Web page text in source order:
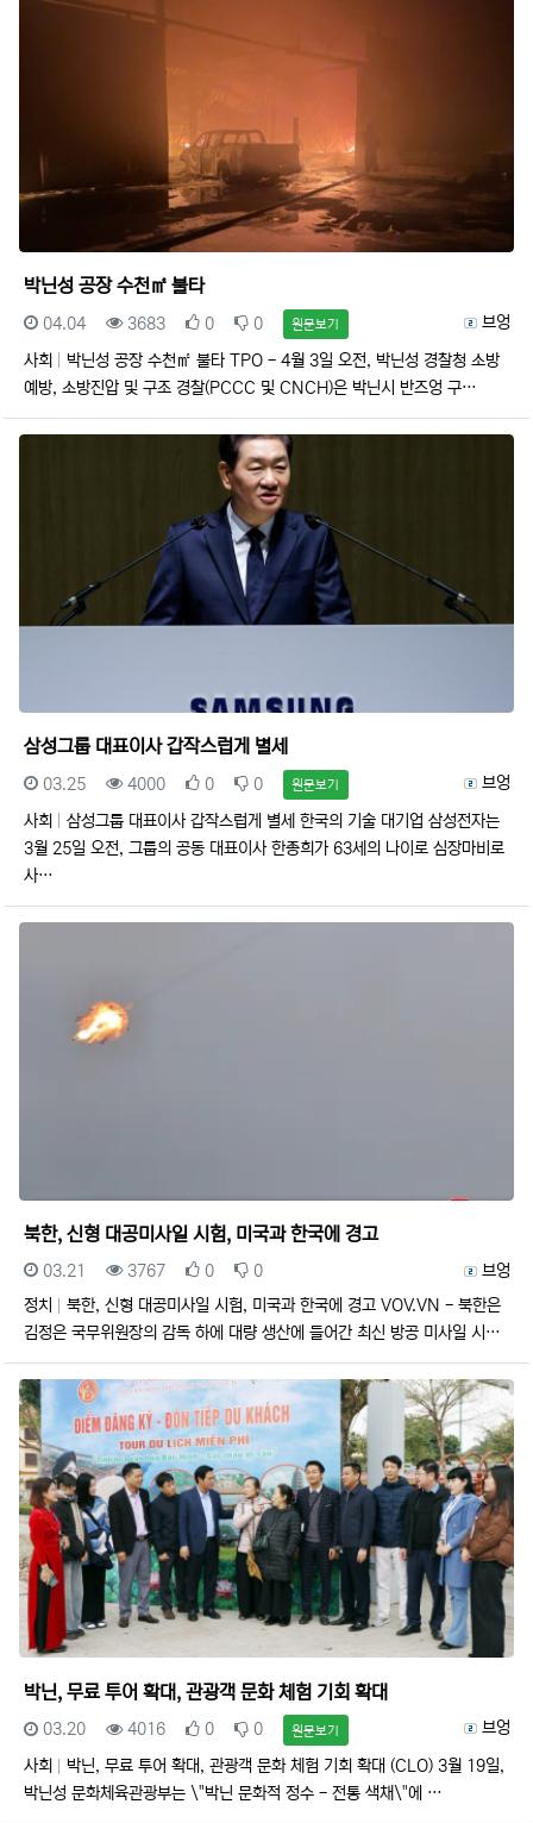
박닌성 공장 수천㎡ 불타
등록자
브엉
등록일
04.04 조회
3683 추천
0 비추천
0 원문보기
사회
박닌성 공장 수천㎡ 불타 TPO - 4월 3일 오전, 박닌성 경찰청 소방
예방, 소방진압 및 구조 경찰(PCCC 및 CNCH)은 박닌시 반즈엉 구…
삼성그룹 대표이사 갑작스럽게 별세
등록자
브엉
등록일
03.25 조회
4000 추천
0 비추천
0 원문보기
사회
삼성그룹 대표이사 갑작스럽게 별세 한국의 기술 대기업 삼성전자는
3월 25일 오전, 그룹의 공동 대표이사 한종희가 63세의 나이로 심장마비로
사…
북한, 신형 대공미사일 시험, 미국과 한국에 경고
등록자
브엉
등록일
03.21 조회
3767 추천
0 비추천
0
정치
북한, 신형 대공미사일 시험, 미국과 한국에 경고 VOV.VN - 북한은
김정은 국무위원장의 감독 하에 대량 생산에 들어간 최신 방공 미사일 시…
박닌, 무료 투어 확대, 관광객 문화 체험 기회 확대
등록자
브엉
등록일
03.20 조회
4016 추천
0 비추천
0 원문보기
사회
박닌, 무료 투어 확대, 관광객 문화 체험 기회 확대 (CLO) 3월 19일,
박닌성 문화체육관광부는 \"박닌 문화적 정수 - 전통 색채\"에 …